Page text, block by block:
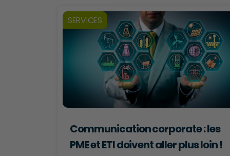
SERVICES
Communication corporate : les
PME et ETI doivent aller plus loin !